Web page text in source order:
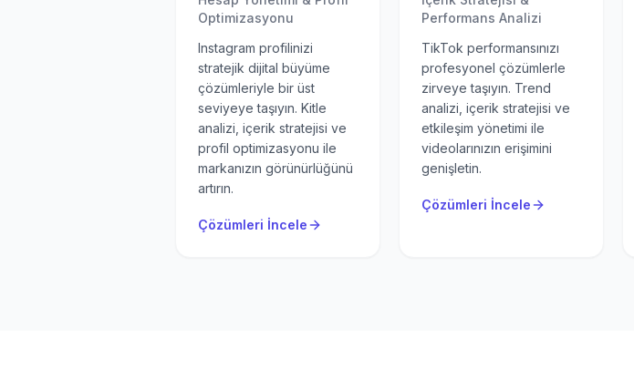
Optimizasyonu
Instagram profilinizi
stratejik dijital büyüme
çözümleriyle bir üst
seviyeye taşıyın. Kitle
analizi, içerik stratejisi ve
profil optimizasyonu ile
markanızın görünürlüğünü
artırın.
Çözümleri İncele
Performans Analizi
TikTok performansınızı
profesyonel çözümlerle
zirveye taşıyın. Trend
analizi, içerik stratejisi ve
etkileşim yönetimi ile
videolarınızın erişimini
genişletin.
Çözümleri İncele